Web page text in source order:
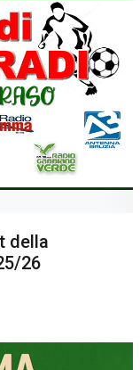
della
26